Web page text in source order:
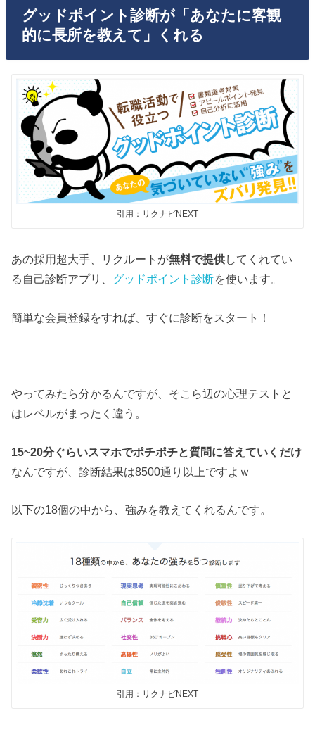
グッドポイント診断が「あなたに客観
的に長所を教えて」くれる
引用：リクナビNEXT
あの採用超大手、リクルートが無料で提供してくれてい
る自己診断アプリ、 グッドポイント診断を使います。
簡単な会員登録をすれば、すぐに診断をスタート！
やってみたら分かるんですが、そこら辺の心理テストと
はレベルがまったく違う。
15~20分ぐらいスマホでポチポチと質問に答えていくだけ
なんですが、診断結果は8500通り以上ですよｗ
以下の18個の中から、強みを教えてくれるんです。
引用：リクナビNEXT